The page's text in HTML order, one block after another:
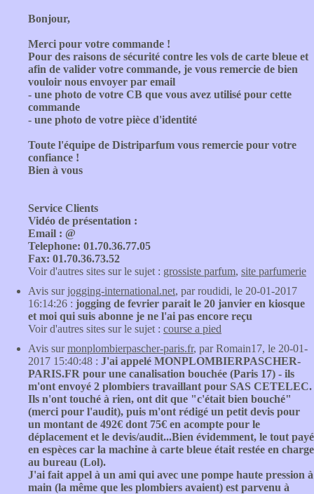
Bonjour,
Merci pour votre commande !
Pour des raisons de sécurité contre les vols de carte bleue et
afin de valider votre commande, je vous remercie de bien
vouloir nous envoyer par email
- une photo de votre CB que vous avez utilisé pour cette
commande
- une photo de votre pièce d'identité
Toute l'équipe de Distriparfum vous remercie pour votre
confiance !
Bien à vous
Service Clients
Vidéo de présentation :
Email : @
Telephone: 01.70.36.77.05
Fax: 01.70.36.73.52
Voir d'autres sites sur le sujet : grossiste parfum, site parfumerie
Avis surjogging-international.net, par roudidi, le 20-01-2017
16:14:26 : jogging de fevrier parait le 20 janvier en kiosque
et moi qui suis abonne je ne l'ai pas encore reçu
Voir d'autres sites sur le sujet : course a pied
Avis surmonplombierpascher-paris.fr, par Romain17, le 20-01-
2017 15:40:48 : J'ai appelé MONPLOMBIERPASCHER-
PARIS.FR pour une canalisation bouchée (Paris 17) - ils
m'ont envoyé 2 plombiers travaillant pour SAS CETELEC.
Ils n'ont touché à rien, ont dit que "c'était bien bouché"
(merci pour l'audit), puis m'ont rédigé un petit devis pour
un montant de 492€ dont 75€ en acompte pour le
déplacement et le devis/audit...Bien évidemment, le tout payé
en espèces car la machine à carte bleue était restée en charge
au bureau (Lol).
J'ai fait appel à un ami qui avec une pompe haute pression à
main (la même que les plombiers avaient) est parvenu à